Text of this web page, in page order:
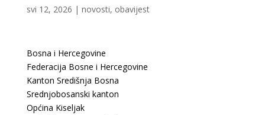
svi 12, 2026 | novosti, obavijest
Bosna i Hercegovine
Federacija Bosne i Hercegovine
Kanton Središnja Bosna
Srednjobosanski kanton
Općina Kiseljak